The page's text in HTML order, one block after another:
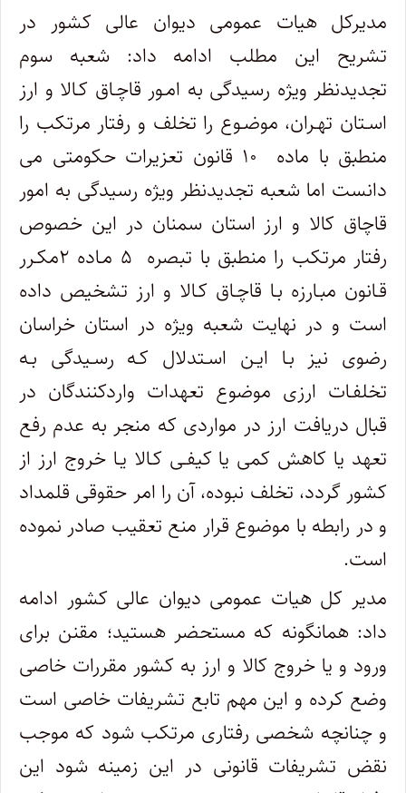
مدیرکل هیات عمومی دیوان عالی کشور در
تشریح این مطلب ادامه داد: شعبه سوم
تجدیدنظر ویژه رسیدگی به امـور قاچـاق کـالا و ارز
اسـتان تهـران، موضـوع را تخلف و رفتار مرتکب را
منطبق با ماده ۱۰ قانون تعزیرات حکومتی می
دانست اما شعبه تجدیدنظر ویژه رسیدگی به امور
قاچاق کالا و ارز استان سمنان در این خصوص
رفتار مرتکب را منطبق با تبصره ۵ مـاده ۲مکـرر
قـانون مبـارزه بـا قاچـاق کـالا و ارز تشخیص داده
است و در نهایت شعبه ویژه در استان خراسان
رضوی نیز بـا ایـن اسـتدلال کـه رسـیدگی بـه
تخلفـات ارزی موضوع تعهدات واردکنندگان در
قبال دریافت ارز در مواردی که منجر به عدم رفع
تعهد یا کاهش کمی یا کیفـی کـالا یـا خروج ارز از
کشور گردد، تخلف نبوده، آن را امر حقوقی قلمداد
و در رابطه با موضوع قرار منع تعقیب صادر نموده
است.
مدیر کل هیات عمومی دیوان عالی کشور ادامه
داد: همانگونه که مستحضر هستید؛ مقنن برای
ورود و یا خروج کالا و ارز به کشور مقررات خاصی
وضع کرده و این مهم تابع تشریفات خاصی است
و چنانچه شخصی رفتاری مرتکب شود که موجب
نقض تشریفات قانونی در این زمینه شود این